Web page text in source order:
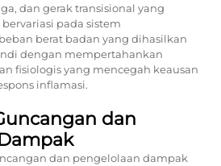
dan gerak transisional yang
pada sistem
berat badan yang dihasilkan
dengan mempertahankan
fisiologis yang mencegah keausan
inflamasi.
dan
dan pengelolaan dampak